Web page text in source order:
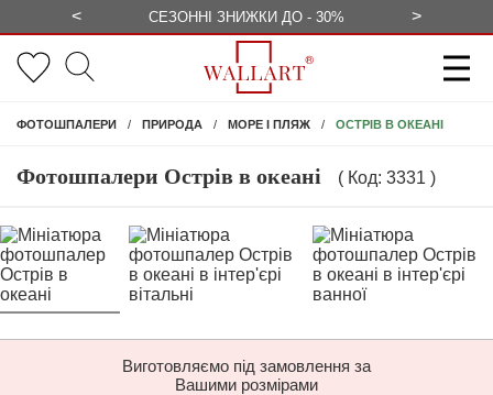
< СЕЗОННІ ЗНИЖКИ ДО - 30% >
ФОТОШПАЛЕРИ ПРИРОДА МОРЕ І ПЛЯЖ ОСТРІВ В ОКЕАНІ
Фотошпалери Острів в океані ( Код: 3331 )
Виготовляємо під замовлення за
Вашими розмірами